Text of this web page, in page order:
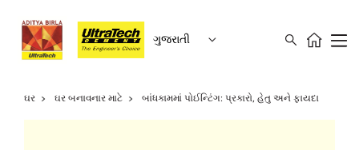
ગુજરાતી
ઘર ઘર બનાવનાર માટે બાંધકામમાં પોઈન્ટિંગ: પ્રકારો, હેતુ અને ફાયદા